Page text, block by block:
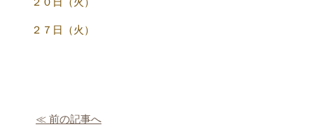
２７日（火）
≪ 前の記事へ